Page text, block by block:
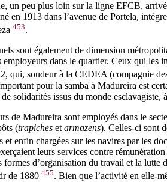
un peu plus loin sur la ligne EFCB,
en 1913 dans l’avenue de Portela,
453.
sont également de dimension
dans le quartier. Ceux qui les
qui, soudeur à la CEDEA (compagnie
pour la samba à Madureira est
solidarités issus du monde
de Madureira sont employés dans le
(trapiches et armazens). Celles-ci sont
et enfin chargées sur les navires par les
leurs services contre
d’organisation du travail et la lutte
de 1880 455. Bien que l’activité en elle-